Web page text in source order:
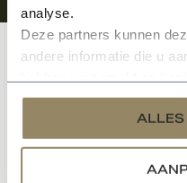
analyse.
Deze partners kunnen
andere informatie die u
services.
ALLES
Klantenservice
Categorieën